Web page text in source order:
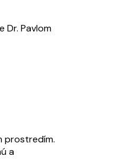
Dr. Pavlom
prostredím.
a